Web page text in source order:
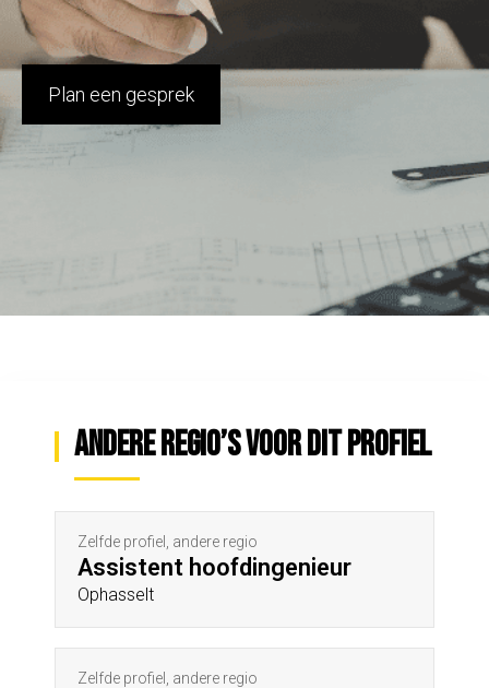
Plan een gesprek
Andere regio’s voor dit profiel
Zelfde profiel, andere regio
Assistent hoofdingenieur
Ophasselt
Zelfde profiel, andere regio